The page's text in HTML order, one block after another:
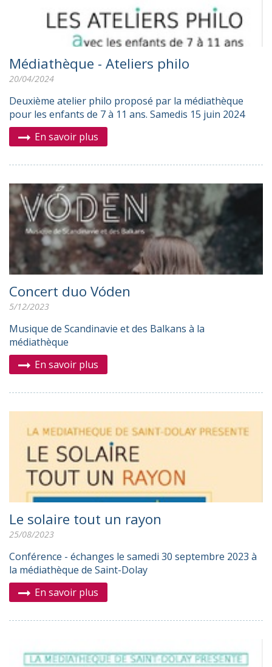
Médiathèque - Ateliers philo
20/04/2024
Deuxième atelier philo proposé par la médiathèque
pour les enfants de 7 à 11 ans. Samedis 15 juin 2024
En savoir plus
Concert duo Vóden
5/12/2023
Musique de Scandinavie et des Balkans à la
médiathèque
En savoir plus
Le solaire tout un rayon
25/08/2023
Conférence - échanges le samedi 30 septembre 2023 à
la médiathèque de Saint-Dolay
En savoir plus